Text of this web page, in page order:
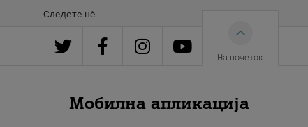
Следете нè
На почеток
Мобилна апликација